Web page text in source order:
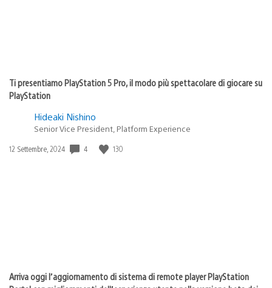
Ti presentiamo PlayStation 5 Pro, il modo più spettacolare di giocare su
PlayStation
Hideaki Nishino
Senior Vice President, Platform Experience
Data
12 Settembre, 2024 4 130
Arriva oggi l’aggiornamento di sistema di remote player PlayStation